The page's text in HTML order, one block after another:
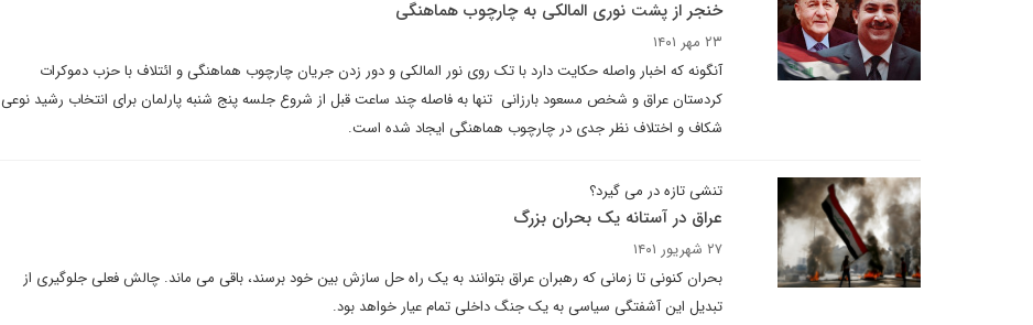
خنجر از پشت نوری المالکی به چارچوب هماهنگی
۲۳ مهر ۱۴۰۱
آنگونه که اخبار واصله حکایت دارد با تک روی نور المالکی و دور زدن جریان چارچوب هماهنگی و ائتلاف با حزب دموکرات
کردستان عراق و شخص مسعود بارزانی تنها به فاصله چند ساعت قبل از شروع جلسه پنج شنبه پارلمان برای انتخاب رشید نوعی
شکاف و اختلاف نظر جدی در چارچوب هماهنگی ایجاد شده است.
تنشی تازه در می گیرد؟
عراق در آستانه یک بحران بزرگ
۲۷ شهریور ۱۴۰۱
بحران کنونی تا زمانی که رهبران عراق بتوانند به یک راه حل سازش بین خود برسند، باقی می ماند. چالش فعلی جلوگیری از
تبدیل این آشفتگی سیاسی به یک جنگ داخلی تمام عیار خواهد بود.